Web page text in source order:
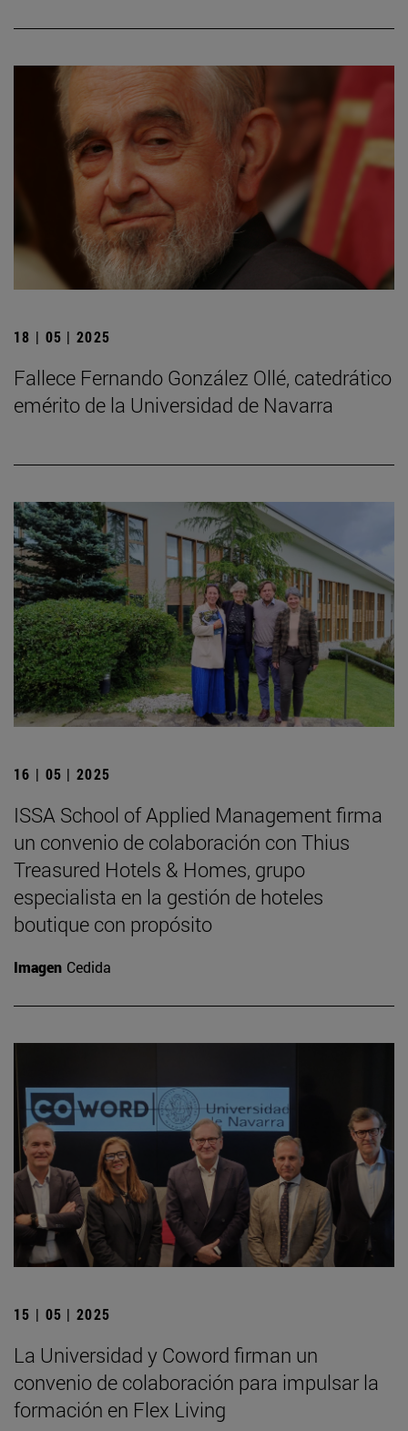
18 | 05 | 2025
Fallece Fernando González Ollé, catedrático
emérito de la Universidad de Navarra
16 | 05 | 2025
ISSA School of Applied Management firma
un convenio de colaboración con Thius
Treasured Hotels & Homes, grupo
especialista en la gestión de hoteles
boutique con propósito
Imagen Cedida
15 | 05 | 2025
La Universidad y Coword firman un
convenio de colaboración para impulsar la
formación en Flex Living